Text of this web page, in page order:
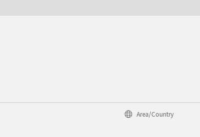
Area/Country